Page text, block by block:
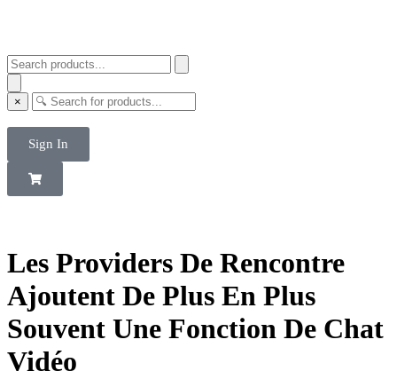
×
Sign In
Les Providers De Rencontre
Ajoutent De Plus En Plus
Souvent Une Fonction De Chat
Vidéo